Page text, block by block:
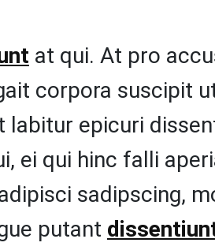
at qui. At pro
corpora suscipit
labitur epicuri
ei qui hinc falli
sadipscing,
putant